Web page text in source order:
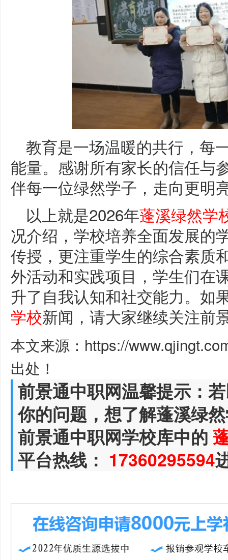
教育是一场温暖的共行，每
能量。感谢所有家长的信任与
伴每一位绿然学子，走向更明
以上就是2026年蓬溪绿然学
况介绍，学校培养全面发展的
传授，更注重学生的综合素质
外活动和实践项目，学生们在
升了自我认知和社交能力。如
学校新闻，请大家继续关注前
本文来源：https://
出处！
前景通中职网温馨提示：
你的问题，想了解蓬溪绿
前景通中职网学校库中的
平台热线： 17360295594